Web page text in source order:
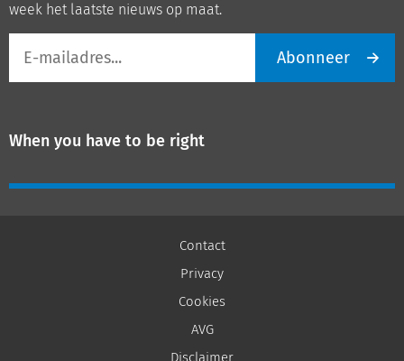
week het laatste nieuws op maat.
mailadres
Abonneer
When you have to be right
Contact
Privacy
Cookies
AVG
Disclaimer